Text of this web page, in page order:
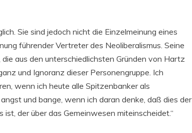
Sie sind jedoch nicht die Einzelmeinung eines
führender Vertreter des Neoliberalismus. Seine
aus den unterschiedlichsten Gründen von Hartz
und Ignoranz dieser Personengruppe. Ich
wenn ich heute alle Spitzenbanker als
und bange, wenn ich daran denke, daß dies der
der über das Gemeinwesen miteinscheidet.“